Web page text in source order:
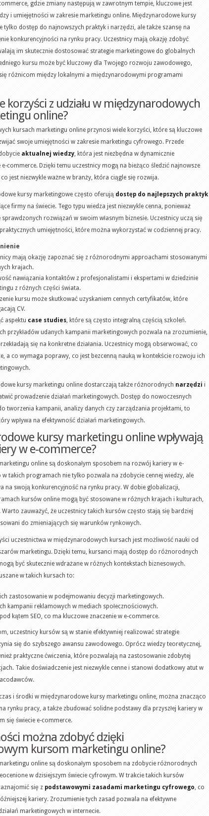
gdzie zmiany następują w zawrotnym tempie, kluczowe jest
i umiejętności w zakresie marketingu online. Międzynarodowe kursy
tylko dostęp do najnowszych praktyk i narzędzi, ale także szansę na
konkurencyjności na rynku pracy. Uczestnicy mają okazję zdobyć
im skutecznie dostosować strategie marketingowe do globalnych
kursu może być kluczowy dla Twojego rozwoju zawodowego,
różnicom między lokalnymi a międzynarodowymi programami
korzyści z udziału w międzynarodowych
online?
kursach marketingu online przynosi wiele korzyści, które są kluczowe
swoje umiejętności w zakresie marketingu cyfrowego. Przede
aktualnej wiedzy , która jest niezbędna w dynamicznie
e-commerce. Dzięki temu uczestnicy mogą na bieżąco śledzić najnowsze
jest niezwykle ważne w branży, która ciągle się rozwija.
kursy marketingowe często oferują dostęp do najlepszych praktyk
firmy na świecie. Tego typu wiedza jest niezwykle cenna, ponieważ
rozwiązań w swoim własnym biznesie. Uczestnicy uczą się
umiejętności, które można wykorzystać w codziennej pracy.
mają okazję zapoznać się z różnorodnymi approachami stosowanymi
krajach.
nawiązania kontaktów z profesjonalistami i ekspertami w dziedzinie
z różnych części świata.
kursu może skutkować uzyskaniem cennych certyfikatów, które
CV.
aspektu case studies , które są często integralną częścią szkoleń.
przykładów udanych kampanii marketingowych pozwala na zrozumienie,
się na konkretne działania. Uczestnicy mogą obserwować, co
a co wymaga poprawy, co jest bezcenną nauką w kontekście rozwoju ich
kursy marketingu online dostarczają także różnorodnych narzędzi i
prowadzenie działań marketingowych. Dostęp do nowoczesnych
tworzenia kampanii, analizy danych czy zarządzania projektami, to
wpływa na efektywność działań marketingowych.
kursy marketingu online wpływają
w e-commerce?
online są doskonałym sposobem na rozwój kariery w e-
takich programach nie tylko pozwala na zdobycie cennej wiedzy, ale
na swoją konkurencyjność na rynku pracy. W dobie globalizacji,
kursów online mogą być stosowane w różnych krajach i kulturach,
zauważyć, że uczestnicy takich kursów często stają się bardziej
do zmieniających się warunków rynkowych.
uczestnictwa w międzynarodowych kursach jest możliwość nauki od
marketingu. Dzięki temu, kursanci mają dostęp do różnorodnych
być skutecznie wdrażane w różnych kontekstach biznesowych.
w takich kursach to:
zastosowanie w podejmowaniu decyzji marketingowych.
kampanii reklamowych w mediach społecznościowych.
kątem SEO, co ma kluczowe znaczenie w e-commerce.
uczestnicy kursów są w stanie efektywniej realizować strategie
się do szybszego awansu zawodowego. Oprócz wiedzy teoretycznej,
praktyczne ćwiczenia, które pozwalają na zastosowanie zdobytej
Takie doświadczenie jest niezwykle cenne i stanowi dodatkowy atut w
i środki w międzynarodowe kursy marketingu online, można znacząco
rynku pracy, a także zbudować solidne podstawy dla przyszłej kariery w
się świecie e-commerce.
można zdobyć dzięki
kursom marketingu online?
online są doskonałym sposobem na zdobycie różnorodnych
w dzisiejszym świecie cyfrowym. W trakcie takich kursów
się z podstawowymi zasadami marketingu cyfrowego , co
kariery. Zrozumienie tych zasad pozwala na efektywne
marketingowych w internecie.